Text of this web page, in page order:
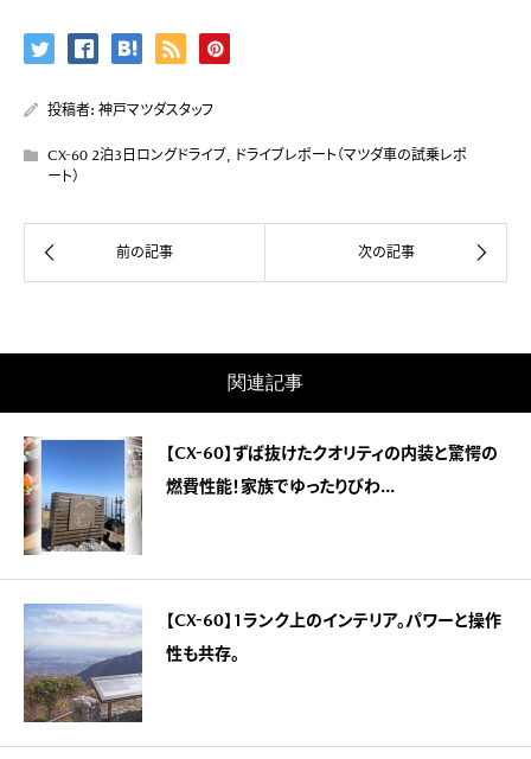
投稿者: 神戸マツダスタッフ
CX-60 2泊3日ロングドライブ , ドライブレポート（マツダ車の試乗レポ
ート）
関連記事
【CX-60】ずば抜けたクオリティの内装と驚愕の
燃費性能！家族でゆったりびわ...
【CX-60】1ランク上のインテリア。パワーと操作
性も共存。